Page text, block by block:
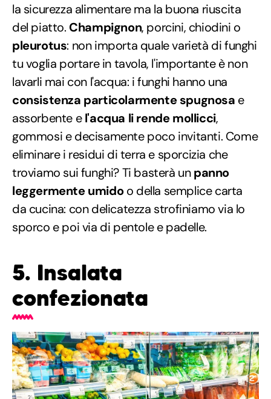
la sicurezza alimentare ma la buona riuscita
del piatto. Champignon, porcini, chiodini o
pleurotus: non importa quale varietà di funghi
tu voglia portare in tavola, l'importante è non
lavarli mai con l'acqua: i funghi hanno una
consistenza particolarmente spugnosa e
assorbente el'acqua li rende mollicci,
gommosi e decisamente poco invitanti. Come
eliminare i residui di terra e sporcizia che
troviamo sui funghi? Ti basterà unpanno
leggermente umidoo della semplice carta
da cucina: con delicatezza strofiniamo via lo
sporco e poi via di pentole e padelle.
5. Insalata
confezionata